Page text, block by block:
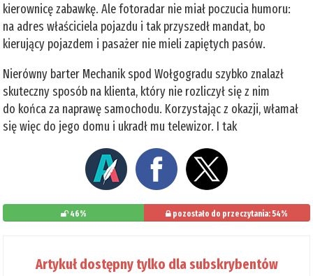
kierownicę zabawkę. Ale fotoradar nie miał poczucia humoru:
na adres właściciela pojazdu i tak przyszedł mandat, bo
kierujący pojazdem i pasażer nie mieli zapiętych pasów.
Nierówny barter Mechanik spod Wołgogradu szybko znalazł
skuteczny sposób na klienta, który nie rozliczył się z nim
do końca za naprawę samochodu. Korzystając z okazji, włamał
się więc do jego domu i ukradł mu telewizor. I tak
46% pozostało do przeczytania: 54%
Artykuł dostępny tylko dla subskrybentów